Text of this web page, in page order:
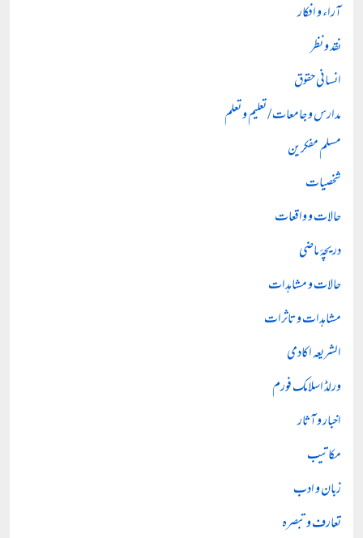
آراء و افکار
نقد و نظر
انسانی حقوق
مدارس و جامعات / تعلیم و تعلم
مسلم مفکرین
شخصیات
حالات و واقعات
دریچۂ ماضی
حالات و مشاہدات
مشاہدات و تاثرات
الشریعہ اکادمی
ورلڈ اسلامک فورم
اخبار و آثار
مکاتیب
زبان و ادب
تعارف و تبصرہ